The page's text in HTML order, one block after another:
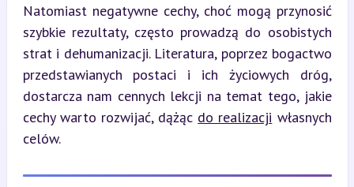
Natomiast negatywne cechy, choć mogą przynosić
szybkie rezultaty, często prowadzą do osobistych
strat i dehumanizacji. Literatura, poprzez bogactwo
przedstawianych postaci i ich życiowych dróg,
dostarcza nam cennych lekcji na temat tego, jakie
cechy warto rozwijać, dążąc do realizacji własnych
celów.